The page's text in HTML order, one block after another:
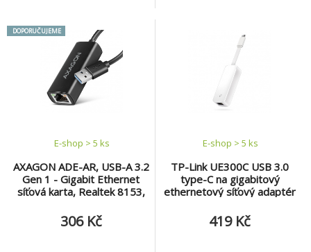
širokou škálu funkcí např.
IPv4/IPv6 checksum pro
snížení zátěže CPU
kontrolními součty,
crossover detekci a
autokorekci, TCP large send
počítač o rychlé a stabilní
síťové připojení, doplní
chybějící síťový RJ-45
konektor, přidá další síťovou
kartu nebo nahradí původní
nefunkční síťové připojení.
DOPORUČUJEME
AXAGON ADE-AR, USB-A 3.2
Gen 1 - Gigabit Ethernet
síťová karta, Realtek 8153,
E-shop > 5 ks
306 Kč
TP-Link UE300C USB 3.0
type-C na gigabitový
ethernetový síťový adaptér
E-shop > 5 ks
419 Kč